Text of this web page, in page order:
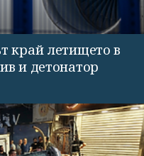
край летището в
и детонатор